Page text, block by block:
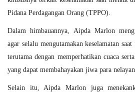
Pidana Perdagangan Orang (TPPO).
Dalam himbauannya, Aipda Marlon
agar selalu mengutamakan keselamatan
terutama dengan memperhatikan cuaca
yang dapat membahayakan jiwa para
Selain itu, Aipda Marlon juga